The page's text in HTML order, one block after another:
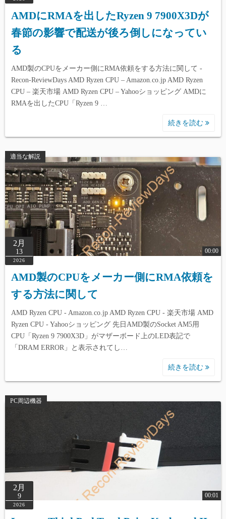
AMDにRMAを出したRyzen 9 7900X3Dが
春節の影響で配送が後ろ倒しになってい
る
AMD製のCPUをメーカー側にRMA依頼をする方法に関して -
Recon-ReviewDays AMD Ryzen CPU – Amazon.co.jp AMD Ryzen
CPU – 楽天市場 AMD Ryzen CPU – Yahooショッピング AMDに
RMAを出したCPU「Ryzen 9 …
続きを読む
適当な解説
2月
13
2026
00:00
AMD製のCPUをメーカー側にRMA依頼を
する方法に関して
AMD Ryzen CPU - Amazon.co.jp AMD Ryzen CPU - 楽天市場 AMD
Ryzen CPU - Yahooショッピング 先日AMD製のSocket AM5用
CPU「Ryzen 9 7900X3D」がマザーボード上のLED表記で
「DRAM ERROR」と表示されてし…
続きを読む
PC周辺機器
2月
9
2026
00:01